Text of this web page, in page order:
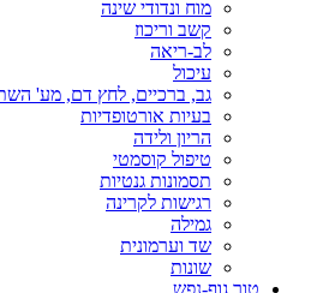
מוח ונדודי שינה
קשב וריכוז
לב-ריאה
עיכול
גב, ברכיים, לחץ דם, מע'
בעיות אורטופדיות
הריון ולידה
טיפול קוסמטי
תסמונות גנטיות
רגישות לקרינה
גמילה
שד וערמונית
שונות
טור גוף-נפש